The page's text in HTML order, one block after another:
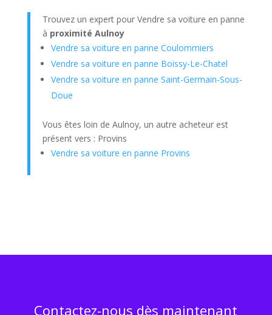
Trouvez un expert pour Vendre sa voiture en panne
à proximité Aulnoy
Vendre sa voiture en panne Coulommiers
Vendre sa voiture en panne Boissy-Le-Chatel
Vendre sa voiture en panne Saint-Germain-Sous-
Doue
Vous êtes loin de Aulnoy, un autre acheteur est
présent vers : Provins
Vendre sa voiture en panne Provins
Contactez-nous dès maintenant